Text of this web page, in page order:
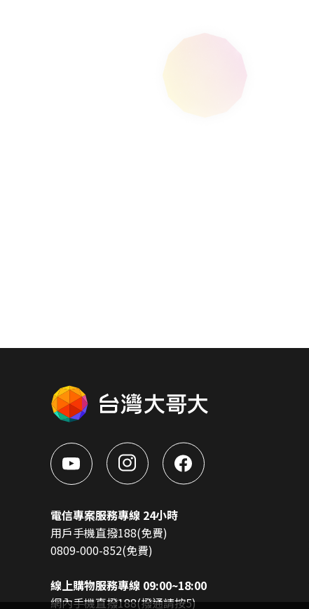
電信專案服務專線 24小時
用戶手機直撥188(免費)
0809-000-852(免費)
線上購物服務專線 09:00~18:00
網內手機直撥188(撥通請按5)